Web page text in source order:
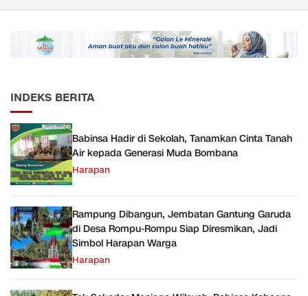
JMD dan JMF
INDEKS BERITA
Babinsa Hadir di Sekolah, Tanamkan Cinta Tanah
Air kepada Generasi Muda Bombana
Harapan
Rampung Dibangun, Jembatan Gantung Garuda
di Desa Rompu-Rompu Siap Diresmikan, Jadi
Simbol Harapan Warga
Harapan